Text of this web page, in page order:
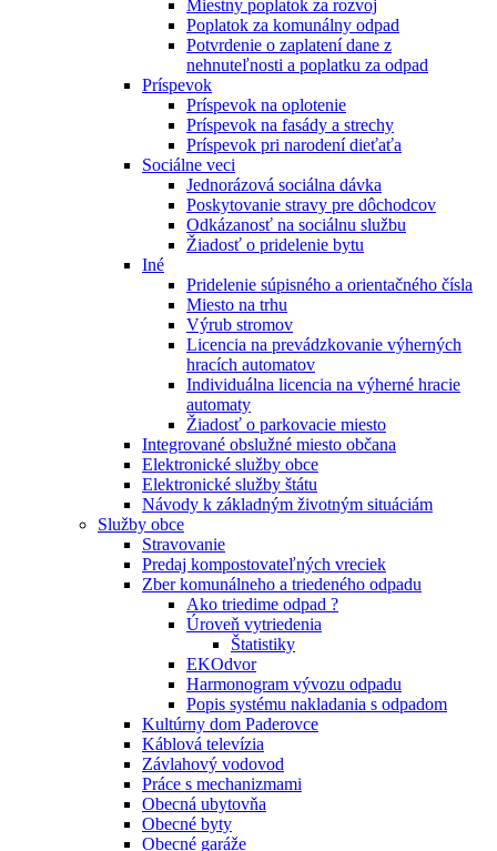
Miestny poplatok za rozvoj
Poplatok za komunálny odpad
Potvrdenie o zaplatení dane z
nehnuteľnosti a poplatku za odpad
Príspevok
Príspevok na oplotenie
Príspevok na fasády a strechy
Príspevok pri narodení dieťaťa
Sociálne veci
Jednorázová sociálna dávka
Poskytovanie stravy pre dôchodcov
Odkázanosť na sociálnu službu
Žiadosť o pridelenie bytu
Iné
Pridelenie súpisného a orientačného čísla
Miesto na trhu
Výrub stromov
Licencia na prevádzkovanie výherných
hracích automatov
Individuálna licencia na výherné hracie
automaty
Žiadosť o parkovacie miesto
Integrované obslužné miesto občana
Elektronické služby obce
Elektronické služby štátu
Návody k základným životným situáciám
Služby obce
Stravovanie
Predaj kompostovateľných vreciek
Zber komunálneho a triedeného odpadu
Ako triedime odpad ?
Úroveň vytriedenia
Štatistiky
EKOdvor
Harmonogram vývozu odpadu
Popis systému nakladania s odpadom
Kultúrny dom Paderovce
Káblová televízia
Závlahový vodovod
Práce s mechanizmami
Obecná ubytovňa
Obecné byty
Obecné garáže